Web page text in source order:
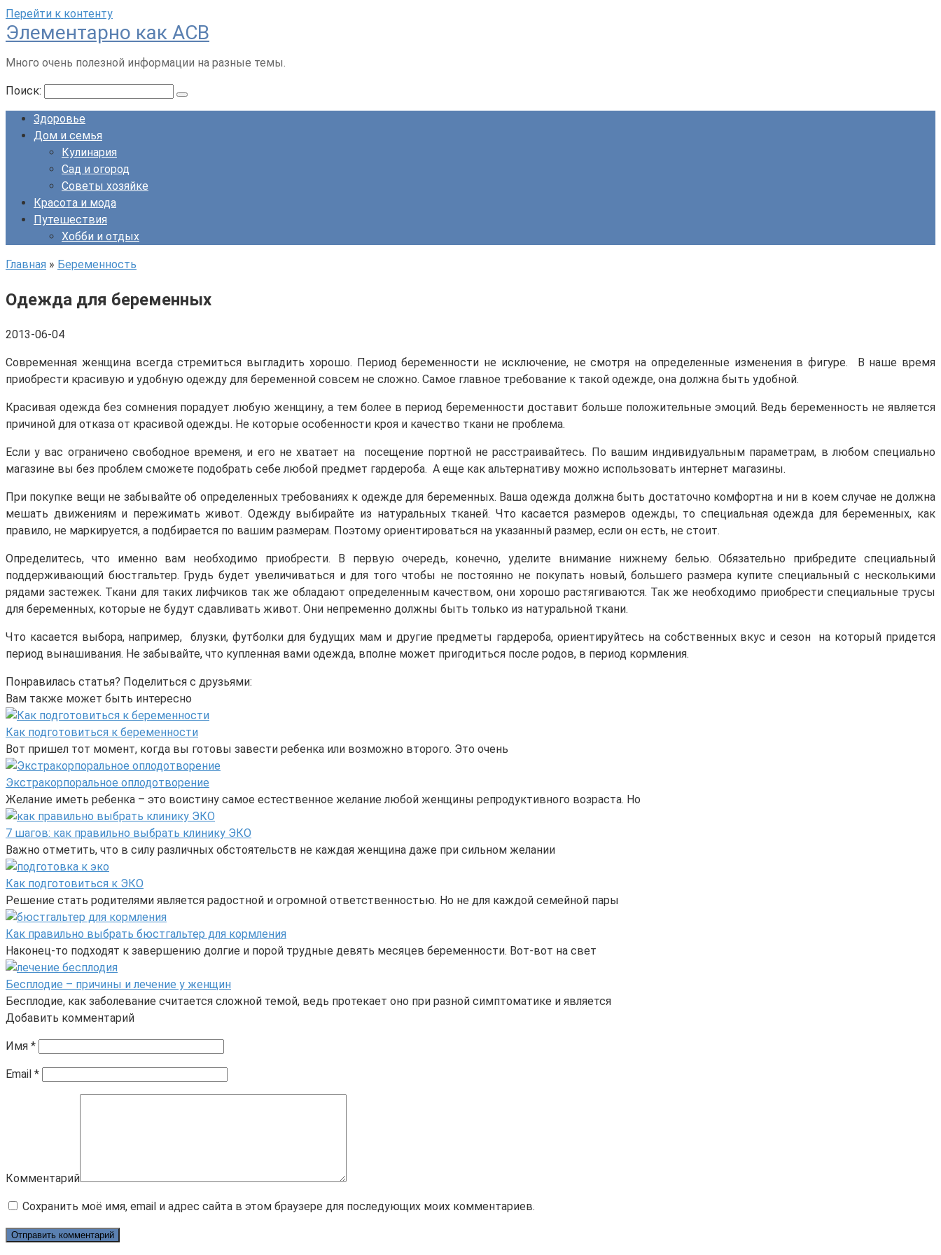
Перейти к контенту
Элементарно как ACB
Много очень полезной информации на разные темы.
Поиск:
Здоровье
Дом и семья
Кулинария
Сад и огород
Советы хозяйке
Красота и мода
Путешествия
Хобби и отдых
Главная » Беременность
Одежда для беременных
2013-06-04
Современная женщина всегда стремиться выгладить хорошо. Период беременности не исключение, не смотря на определенные изменения в фигуре. В наше время
приобрести красивую и удобную одежду для беременной совсем не сложно. Самое главное требование к такой одежде, она должна быть удобной.
Красивая одежда без сомнения порадует любую женщину, а тем более в период беременности доставит больше положительные эмоций. Ведь беременность не является
причиной для отказа от красивой одежды. Не которые особенности кроя и качество ткани не проблема.
Если у вас ограничено свободное временя, и его не хватает на посещение портной не расстраивайтесь. По вашим индивидуальным параметрам, в любом специально
магазине вы без проблем сможете подобрать себе любой предмет гардероба. А еще как альтернативу можно использовать интернет магазины.
При покупке вещи не забывайте об определенных требованиях к одежде для беременных. Ваша одежда должна быть достаточно комфортна и ни в коем случае не должна
мешать движениям и пережимать живот. Одежду выбирайте из натуральных тканей. Что касается размеров одежды, то специальная одежда для беременных, как
правило, не маркируется, а подбирается по вашим размерам. Поэтому ориентироваться на указанный размер, если он есть, не стоит.
Определитесь, что именно вам необходимо приобрести. В первую очередь, конечно, уделите внимание нижнему белью. Обязательно прибредите специальный
поддерживающий бюстгальтер. Грудь будет увеличиваться и для того чтобы не постоянно не покупать новый, большего размера купите специальный с несколькими
рядами застежек. Ткани для таких лифчиков так же обладают определенным качеством, они хорошо растягиваются. Так же необходимо приобрести специальные трусы
для беременных, которые не будут сдавливать живот. Они непременно должны быть только из натуральной ткани.
Что касается выбора, например, блузки, футболки для будущих мам и другие предметы гардероба, ориентируйтесь на собственных вкус и сезон на который придется
период вынашивания. Не забывайте, что купленная вами одежда, вполне может пригодиться после родов, в период кормления.
Понравилась статья? Поделиться с друзьями:
Вам также может быть интересно
Как подготовиться к беременности
Вот пришел тот момент, когда вы готовы завести ребенка или возможно второго. Это очень
Экстракорпоральное оплодотворение
Желание иметь ребенка – это воистину самое естественное желание любой женщины репродуктивного возраста. Но
7 шагов: как правильно выбрать клинику ЭКО
Важно отметить, что в силу различных обстоятельств не каждая женщина даже при сильном желании
Как подготовиться к ЭКО
Решение стать родителями является радостной и огромной ответственностью. Но не для каждой семейной пары
Как правильно выбрать бюстгальтер для кормления
Наконец-то подходят к завершению долгие и порой трудные девять месяцев беременности. Вот-вот на свет
Бесплодие – причины и лечение у женщин
Бесплодие, как заболевание считается сложной темой, ведь протекает оно при разной симптоматике и является
Добавить комментарий
Имя *
Email *
Комментарий
Сохранить моё имя, email и адрес сайта в этом браузере для последующих моих комментариев.